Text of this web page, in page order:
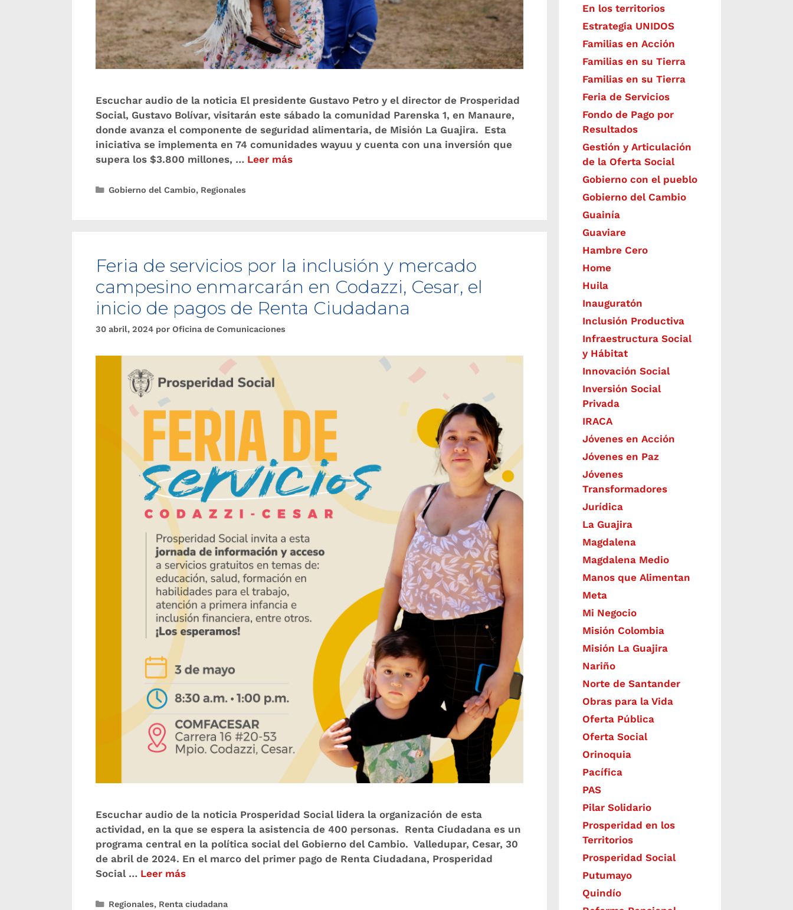
Escuchar audio de la noticia El presidente Gustavo Petro y el director de Prosperidad
Social, Gustavo Bolívar, visitarán este sábado la comunidad Parenska 1, en Manaure,
donde avanza el componente de seguridad alimentaria, de Misión La Guajira. Esta
iniciativa se implementa en 74 comunidades wayuu y cuenta con una inversión que
supera los $3.800 millones, … Leer más
Gobierno del Cambio, Regionales
Feria de servicios por la inclusión y mercado
campesino enmarcarán en Codazzi, Cesar, el
inicio de pagos de Renta Ciudadana
30 abril, 2024 por Oficina de Comunicaciones
Escuchar audio de la noticia Prosperidad Social lidera la organización de esta
actividad, en la que se espera la asistencia de 400 personas. Renta Ciudadana es un
programa central en la política social del Gobierno del Cambio. Valledupar, Cesar, 30
de abril de 2024. En el marco del primer pago de Renta Ciudadana, Prosperidad
Social … Leer más
Regionales, Renta ciudadana
En los territorios
Estrategia UNIDOS
Familias en Acción
Familias en su Tierra
Familias en su Tierra
Feria de Servicios
Fondo de Pago por
Resultados
Gestión y Articulación
de la Oferta Social
Gobierno con el pueblo
Gobierno del Cambio
Guainía
Guaviare
Hambre Cero
Home
Huila
Inauguratón
Inclusión Productiva
Infraestructura Social
y Hábitat
​Innovación Social
Inversión Social
Privada
IRACA
Jóvenes en Acción
Jóvenes en Paz
Jóvenes
Transformadores
Jurídica
La Guajira
Magdalena
Magdalena Medio
Manos que Alimentan
Meta
Mi Negocio
Misión Colombia
Misión La Guajira
Nariño
Norte de Santander
Obras para la Vida
Oferta Pública
Oferta Social​​
Orinoquia
Pacífica
PAS
Pilar Solidario
Prosperidad en los
Territorios
Prosperidad Social
Putumayo
Quindío